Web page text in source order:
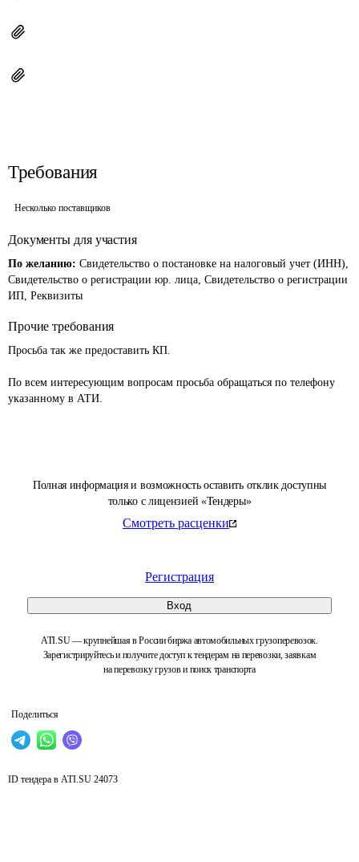
Полная информация и возможность оставить отклик доступны
только с лицензией «Тендеры»
Смотреть расценки
Регистрация
Вход
ATI.SU — крупнейшая в России биржа автомобильных грузоперевозок.
Зарегистрируйтесь и получите доступ к тендерам на перевозки, заявкам
на перевозку грузов и поиск транспорта
Поделиться
Требования
Несколько поставщиков
Документы для участия
По желанию: Свидетельство о постановке на налоговый учет (ИНН),
Свидетельство о регистрации юр. лица, Свидетельство о регистрации
ИП, Реквизиты
Прочие требования
Просьба так же предоставить КП.
По всем интересующим вопросам просьба обращаться по телефону
указанному в АТИ.
ID тендера в ATI.SU 24073